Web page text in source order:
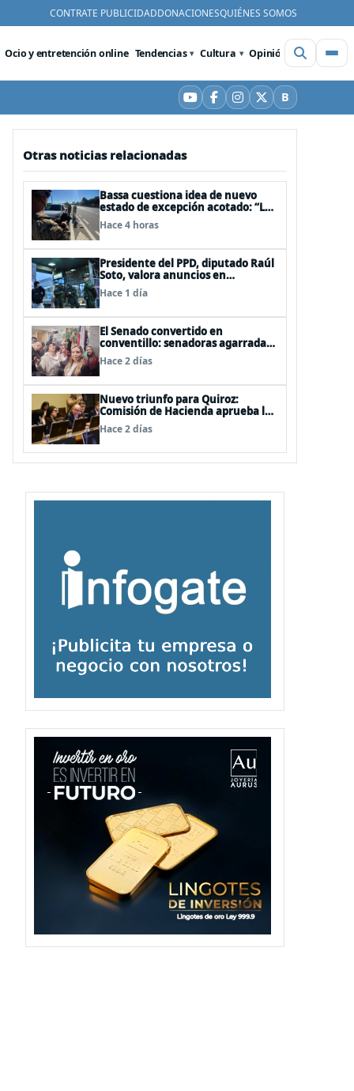
CONTRATE PUBLICIDADDONACIONESQUIÉNES SOMOS
Ocio y entretención online Tendencias Cultura Opinión Videos
YouTube
Facebook
Instagram
X BBluesky
Otras noticias relacionadas
Bassa cuestiona idea de nuevo
estado de excepción acotado: “Las
FFAA no son policías”
Hace 4 horas
Presidente del PPD, diputado Raúl
Soto, valora anuncios en
seguridad pero advierte ausencia
clave: alzamiento del secreto
Hace 1 día
El Senado convertido en
conventillo: senadoras agarradas
de las mechas
Hace 2 días
Nuevo triunfo para Quiroz:
Comisión de Hacienda aprueba los
vetos a la Megarreforma
Hace 2 días